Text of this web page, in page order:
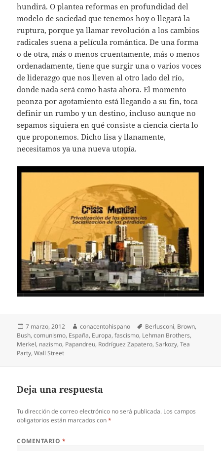
hundirá. O plantea reformas en profundidad del
modelo de sociedad que tenemos hoy o llegará la
ruptura, porque ya llamar revolución a los cambios
radicales suena a película romántica. De una forma
o de otra, más o menos cruentamente, más o menos
ordenadamente, tiene que surgir una o varios voces
de liderazgo que nos lleven al otro lado del río,
donde nada será como hasta ahora. El momento
peonza por agotamiento está llegando a su fin, toca
definir un rumbo y un destino, incluso aunque no
sepamos siquiera en qué consiste a ciencia cierta lo
que proponemos. Dicho lisa y llanamente,
necesitamos ya una nueva utopía.
Publicado
el
7 marzo, 2012 Autor
conacentohispano Etiquetas
Berlusconi, Brown,
Bush,comunismo, España, Europa,fascismo, Lehman Brothers,
Merkel, nazismo, Papandreu, Rodríguez Zapatero,Sarkozy,Tea
Party,Wall Street
Deja una respuesta
Tu dirección de correo electrónico no será publicada. Los campos
obligatorios están marcados con*
COMENTARIO *